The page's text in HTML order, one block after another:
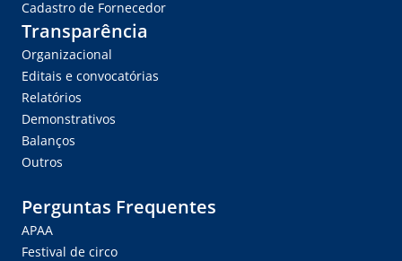
Cadastro de Fornecedor
Transparência
Organizacional
Editais e convocatórias
Relatórios
Demonstrativos
Balanços
Outros
Perguntas Frequentes
APAA
Festival de circo